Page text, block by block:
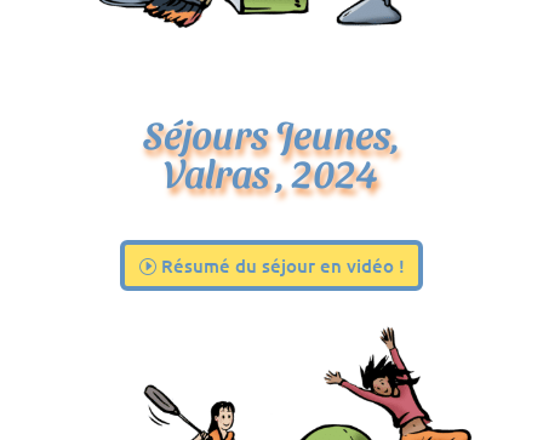
Séjours Jeunes,
Valras , 2024
Résumé du séjour en vidéo !